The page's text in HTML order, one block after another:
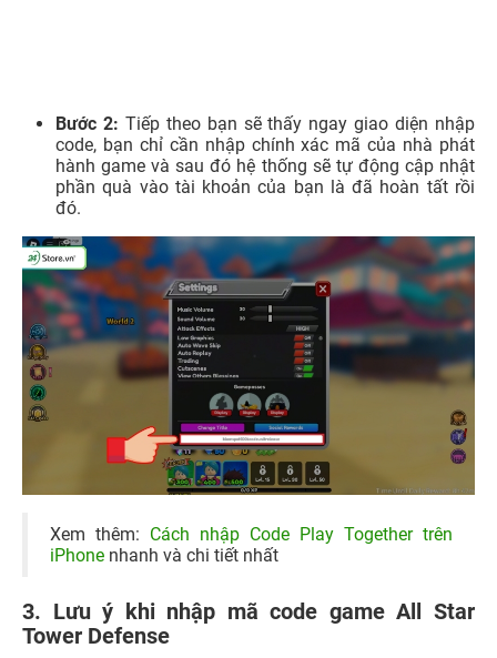
Bước 2: Tiếp theo bạn sẽ thấy ngay giao diện nhập
code, bạn chỉ cần nhập chính xác mã của nhà phát
hành game và sau đó hệ thống sẽ tự động cập nhật
phần quà vào tài khoản của bạn là đã hoàn tất rồi
đó.
Xem thêm: Cách nhập Code Play Together trên
iPhone nhanh và chi tiết nhất
3. Lưu ý khi nhập mã code game All Star
Tower Defense